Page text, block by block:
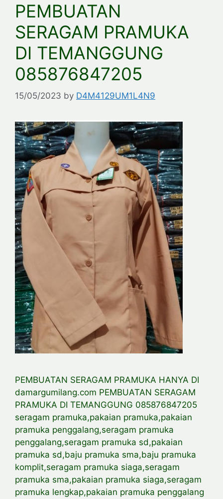
PEMBUATAN
SERAGAM PRAMUKA
DI TEMANGGUNG
085876847205
15/05/2023 by D4M4129UM1L4N9
PEMBUATAN SERAGAM PRAMUKA HANYA DI
damargumilang.com PEMBUATAN SERAGAM
PRAMUKA DI TEMANGGUNG 085876847205
seragam pramuka,pakaian pramuka,pakaian
pramuka penggalang,seragam pramuka
penggalang,seragam pramuka sd,pakaian
pramuka sd,baju pramuka sma,baju pramuka
komplit,seragam pramuka siaga,seragam
pramuka sma,pakaian pramuka siaga,seragam
pramuka lengkap,pakaian pramuka penggalang